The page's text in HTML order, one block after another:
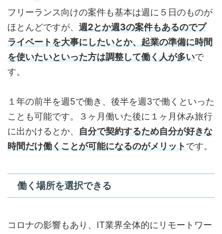
フリーランス向けの案件も基本は週に５日のものが
ほとんどですが、 週2とか週3の案件もあるのでプ
ライベートを大事にしたいとか、起業の準備に時間
を使いたいといった方は調整して働く人が多いで
す。
１年の前半を週5で働き、後半を週3で働くといった
ことも可能です。３ヶ月働いた後に１ヶ月休み旅行
に出かけるとか、 自分で契約するため自分が好きな
時間だけ働くことが可能になるのがメリットです。
働く場所を選択できる
コロナの影響もあり、IT業界全体的にリモートワー